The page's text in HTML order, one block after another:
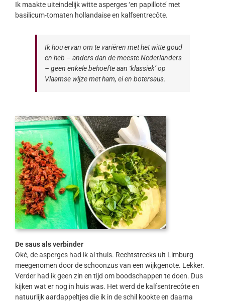
Ik maakte uiteindelijk witte asperges ‘en papillote’ met
basilicum-tomaten hollandaise en kalfsentrecôte.
Ik hou ervan om te variëren met het witte goud
en heb – anders dan de meeste Nederlanders
– geen enkele behoefte aan ‘klassiek’ op
Vlaamse wijze met ham, ei en botersaus.
De saus als verbinder
Oké, de asperges had ik al thuis. Rechtstreeks uit Limburg
meegenomen door de schoonzus van een wijkgenote. Lekker.
Verder had ik geen zin en tijd om boodschappen te doen. Dus
kijken wat er nog in huis was. Het werd de kalfsentrecôte en
natuurlijk aardappeltjes die ik in de schil kookte en daarna